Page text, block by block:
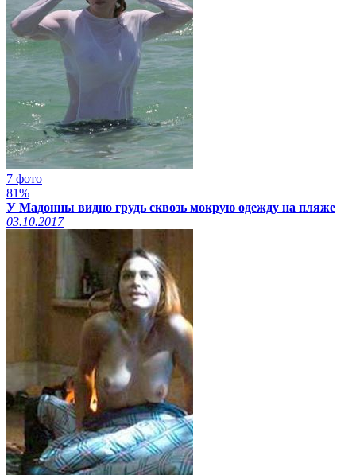
7 фото
81%
У Мадонны видно грудь сквозь мокрую одежду на пляже
03.10.2017